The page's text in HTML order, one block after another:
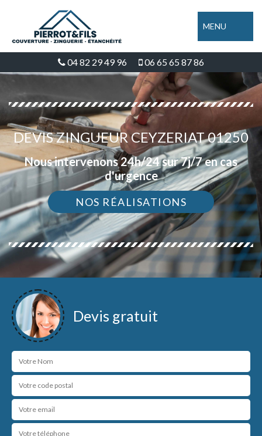
MENU
04 82 29 49 96 06 65 65 87 86
DEVIS ZINGUEUR CEYZERIAT 01250
Nous intervenons 24h/24 sur 7j/7 en cas
d'urgence
NOS RÉALISATIONS
Devis gratuit